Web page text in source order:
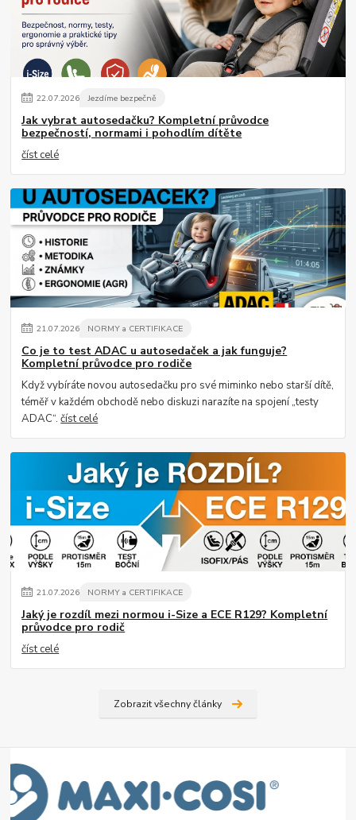
22.07.2026 Jezdíme bezpečně
Jak vybrat autosedačku? Kompletní průvodce
bezpečností, normami i pohodlím dítěte
číst celé
21.07.2026 NORMY a CERTIFIKACE
Co je to test ADAC u autosedaček a jak funguje?
Kompletní průvodce pro rodiče
Když vybíráte novou autosedačku pro své miminko nebo starší dítě,
téměř v každém obchodě nebo diskuzi narazíte na spojení „testy
ADAC“.číst celé
21.07.2026 NORMY a CERTIFIKACE
Jaký je rozdíl mezi normou i-Size a ECE R129? Kompletní
průvodce pro rodič
číst celé
Zobrazit všechny články